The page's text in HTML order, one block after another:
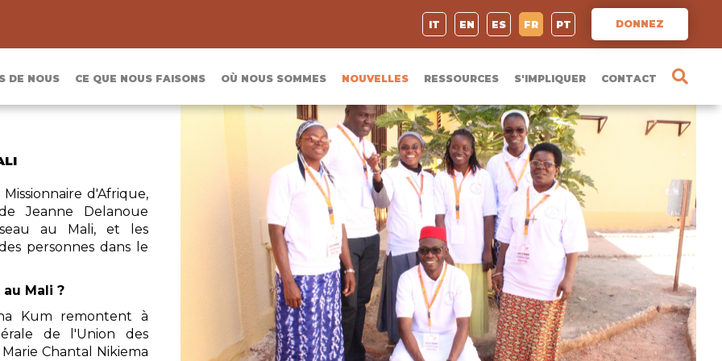
IT EN ES FR PT DONNEZ
DE NOUS CE QUE NOUS FAISONS OÙ NOUS SOMMES NOUVELLES RESSOURCES S'IMPLIQUER CONTACT
d'Afrique,
Jeanne Delanoue
au Mali, et les
personnes dans le
Mali ?
Kum remontent à
de l'Union des
Chantal Nikiema